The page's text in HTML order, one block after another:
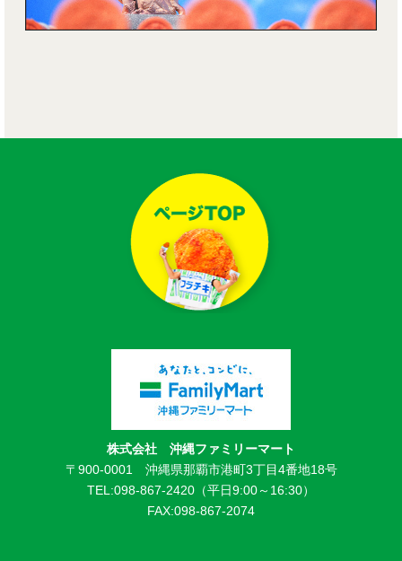
株式会社 沖縄ファミリーマート
〒900-0001 沖縄県那覇市港町3丁目4番地18号
TEL:098-867-2420（平日9:00～16:30）
FAX:098-867-2074